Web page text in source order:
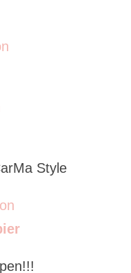
Style